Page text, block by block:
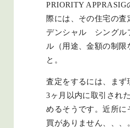
PRIORITY
際には、その住宅の
デンシャル シングル
ル（用途、金額の制
と。
査定をするには、ま
3ヶ月以内に取引され
めるそうです。近所
買がありません、、、